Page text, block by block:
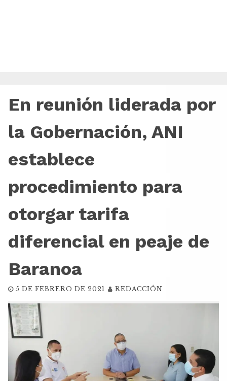
En reunión liderada por
la Gobernación, ANI
establece
procedimiento para
otorgar tarifa
diferencial en peaje de
Baranoa
5 DE FEBRERO DE 2021 REDACCIÓN